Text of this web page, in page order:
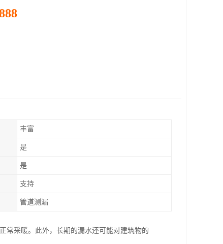
丰富
是
是
支持
管道测漏
常采暖。此外，长期的漏水还可能对建筑物的